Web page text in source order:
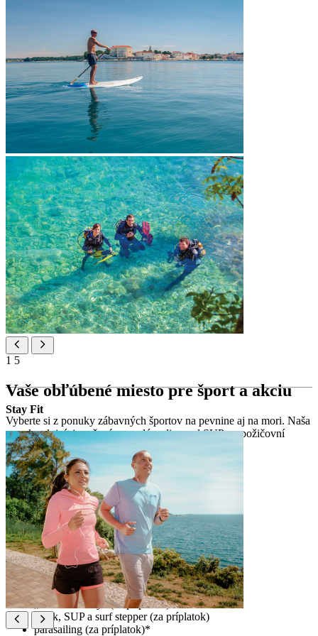
1 5
Vaše obľúbené miesto pre šport a akciu
Vyberte si z ponuky zábavných športov na pevnine aj na mori. Naša
ponuka aktivít je určená pre celú rodinu, od SUPu a požičovní
kajakov až po minigolf či bocciu.
Ponúkané športy
stolný tenis
chodníky na chôdzu a beh
plážový volejbal
multifunkčné ihrisko
minigolf (za príplatok)
boccia (za príplatok)
vodné bicykle (za príplatok)
motorové člny (za príplatok)
„vodné banány“ (za príplatok)*
kajak, SUP a surf stepper (za príplatok)
parasailing (za príplatok)*
Stay Fit